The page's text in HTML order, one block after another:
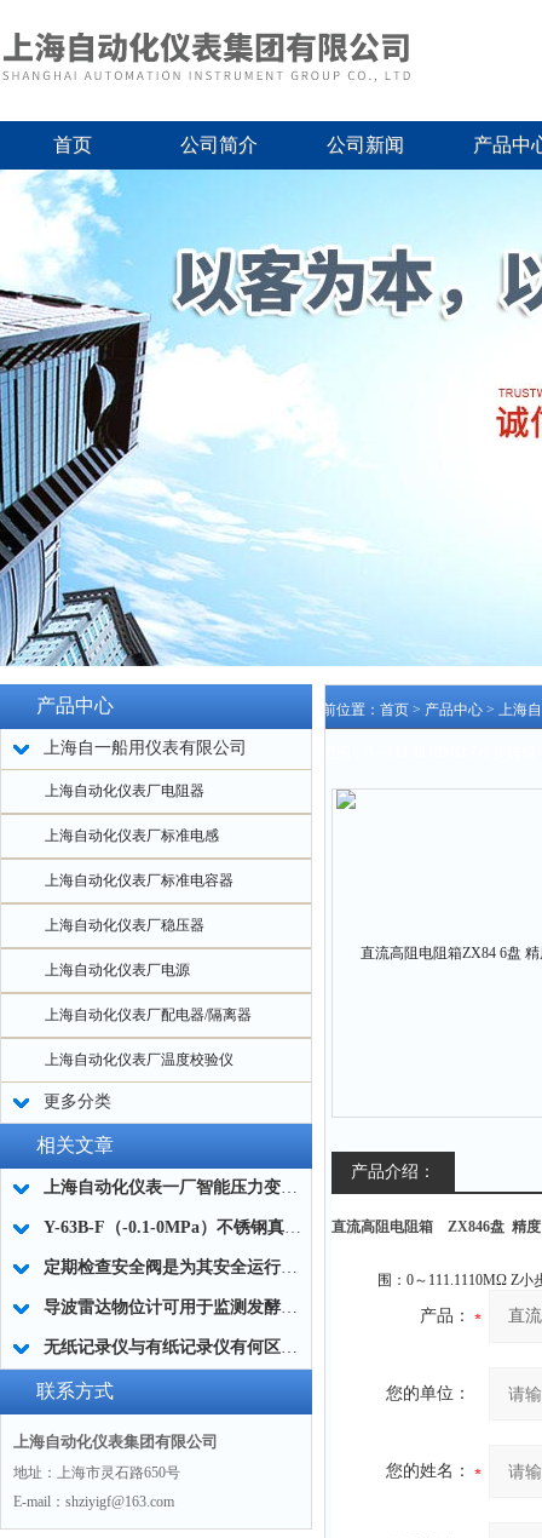
首页 公司简介 公司新闻 产品中
产品中心
上海自一船用仪表有限公司
上海自动化仪表厂电阻器
上海自动化仪表厂标准电感
上海自动化仪表厂标准电容器
上海自动化仪表厂稳压器
上海自动化仪表厂电源
上海自动化仪表厂配电器/隔离器
上海自动化仪表厂温度校验仪
更多分类
相关文章
上海自动化仪表一厂智能压力变送器Z实际的选择方法
Y-63B-F（-0.1-0MPa）不锈钢真空压力表的工作原理及选型
定期检查安全阀是为其安全运行的重要保证
导波雷达物位计可用于监测发酵罐、生物反应器等设备的液位
无纸记录仪与有纸记录仪有何区别？
联系方式
上海自动化仪表集团有限公司
地址：上海市灵石路650号
E-mail：shziyigf@163.com
当前位置： 首页 > 产品中心 > 上海
产品介绍：
直流高阻电阻箱 ZX846盘 精度
产品：
您的单位：
您的姓名：